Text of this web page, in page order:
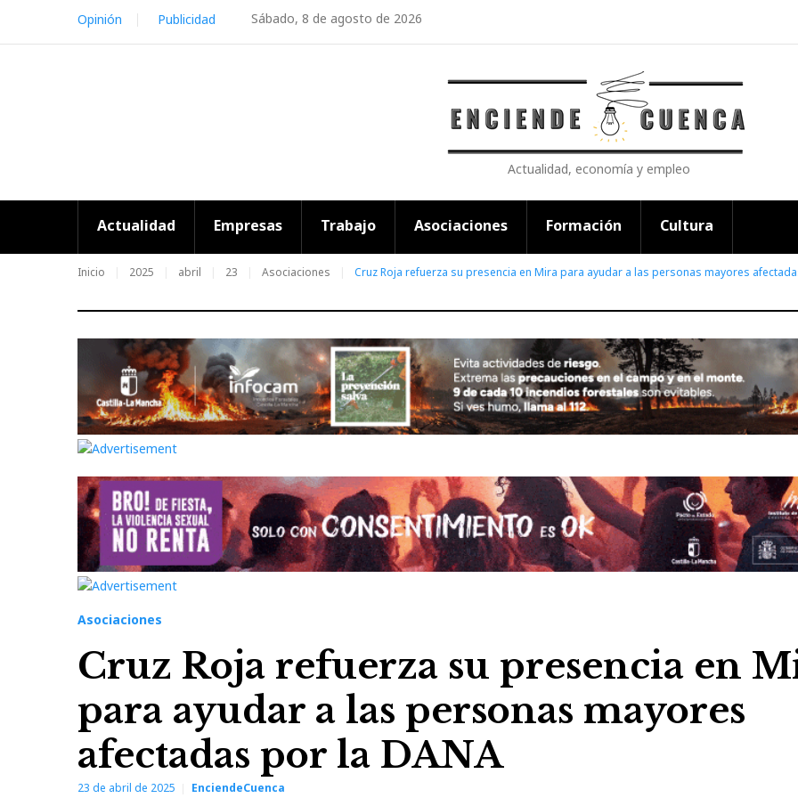
content
Sábado, 8 de agosto de 2026
Opinión Publicidad
Actualidad, economía y empleo
Actualidad Empresas Trabajo Asociaciones Formación Cultura
Inicio 2025 abril 23 Asociaciones Cruz Roja refuerza su presencia en Mira para ayudar a las personas mayores
Asociaciones
Cruz Roja refuerza su presencia en
para ayudar a las personas mayores
afectadas por la DANA
23 de abril de 2025 EnciendeCuenca